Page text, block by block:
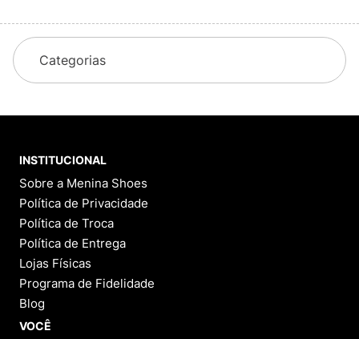
Categorias
INSTITUCIONAL
Sobre a Menina Shoes
Política de Privacidade
Política de Troca
Política de Entrega
Lojas Físicas
Programa de Fidelidade
Blog
VOCÊ